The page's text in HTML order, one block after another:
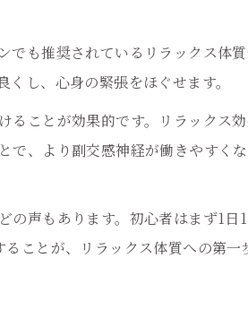
も推奨されているリラックス体質
し、心身の緊張をほぐせます。
ることが効果的です。リラックス
で、より副交感神経が働きやすく
声もあります。初心者はまず1日
ことが、リラックス体質への第一